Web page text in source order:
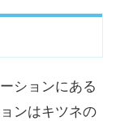
ションにある
ンはキツネの